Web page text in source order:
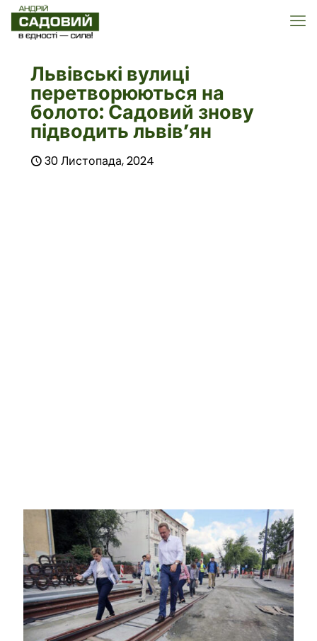
Львівські вулиці
перетворюються на
болото: Садовий знову
підводить львів’ян
30 Листопада, 2024